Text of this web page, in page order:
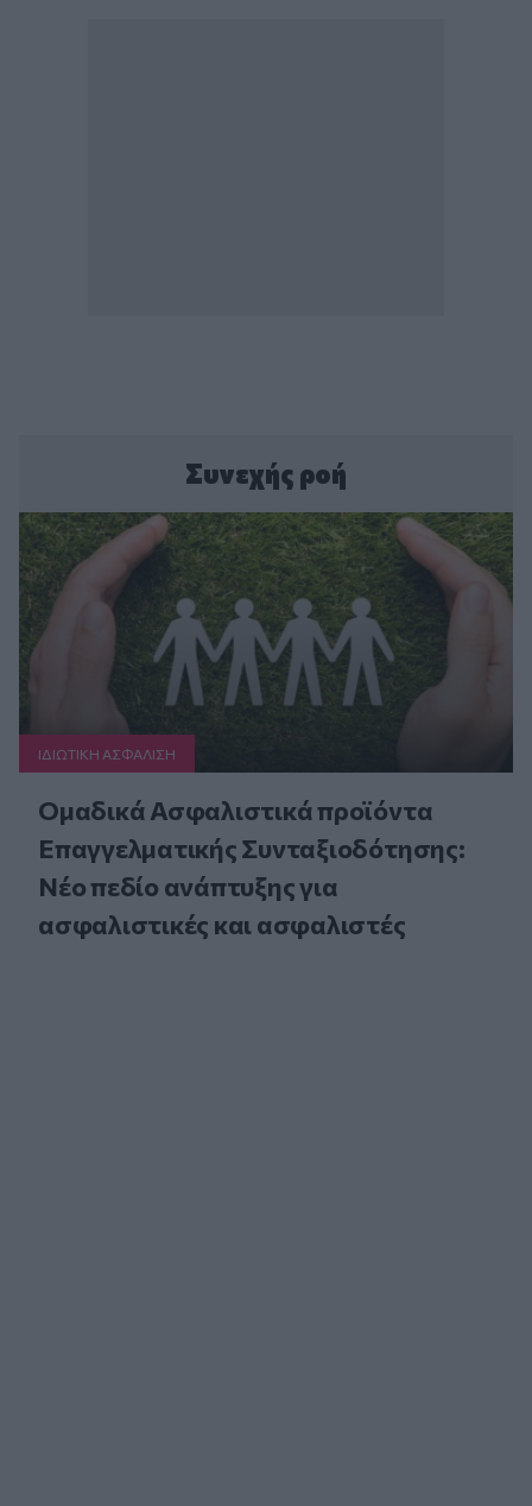
Συνεχής ροή
ΙΔΙΩΤΙΚΗ ΑΣΦAΛΙΣΗ
Ομαδικά Ασφαλιστικά προϊόντα
Επαγγελματικής Συνταξιοδότησης:
Νέο πεδίο ανάπτυξης για
ασφαλιστικές και ασφαλιστές